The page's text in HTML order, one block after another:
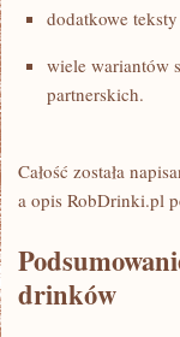
dodatkowe
wiele wariantów
partnerskich.
Całość została
a opis RobDrinki.pl
drinków